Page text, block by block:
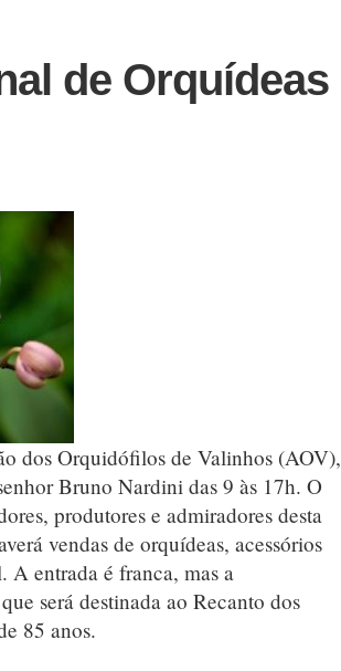
de Orquídeas
dos Orquidófilos de Valinhos (AOV),
Bruno Nardini das 9 às 17h. O
produtores e admiradores desta
vendas de orquídeas, acessórios
A entrada é franca, mas a
será destinada ao Recanto dos
85 anos.